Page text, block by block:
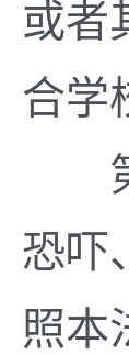
或者
合学
第
恐吓
照本